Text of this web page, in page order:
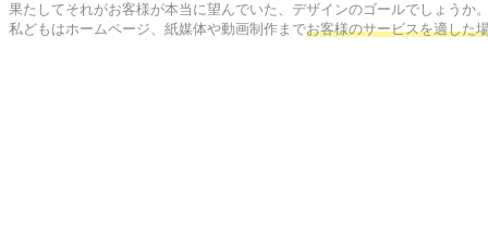
果たしてそれがお客様が本当に望んでいた、デザインのゴールでしょうか
私どもはホームページ、紙媒体や動画制作までお客様のサービスを適した